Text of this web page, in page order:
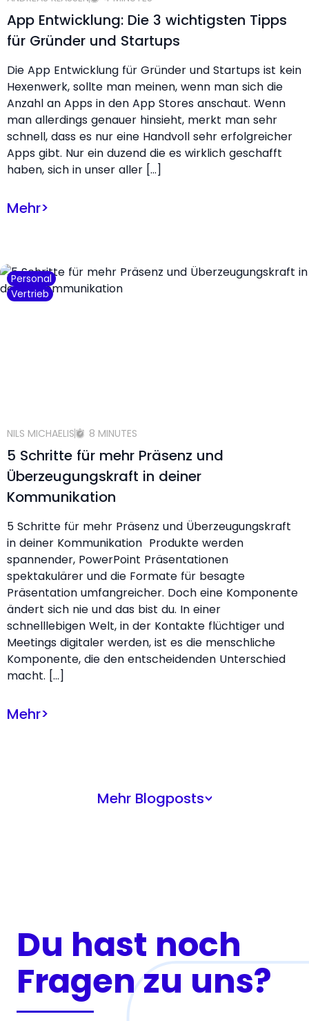
App Entwicklung: Die 3 wichtigsten Tipps
für Gründer und Startups
Die App Entwicklung für Gründer und Startups ist kein
Hexenwerk, sollte man meinen, wenn man sich die
Anzahl an Apps in den App Stores anschaut. Wenn
man allerdings genauer hinsieht, merkt man sehr
schnell, dass es nur eine Handvoll sehr erfolgreicher
Apps gibt. Nur ein duzend die es wirklich geschafft
haben, sich in unser aller […]
Mehr>
Personal
Vertrieb
NILS MICHAELIS 8 MINUTES
5 Schritte für mehr Präsenz und
Überzeugungskraft in deiner
Kommunikation
5 Schritte für mehr Präsenz und Überzeugungskraft
in deiner Kommunikation Produkte werden
spannender, PowerPoint Präsentationen
spektakulärer und die Formate für besagte
Präsentation umfangreicher. Doch eine Komponente
ändert sich nie und das bist du. In einer
schnelllebigen Welt, in der Kontakte flüchtiger und
Meetings digitaler werden, ist es die menschliche
Komponente, die den entscheidenden Unterschied
macht. […]
Mehr>
Mehr Blogposts>
Du hast noch
Fragen zu uns?